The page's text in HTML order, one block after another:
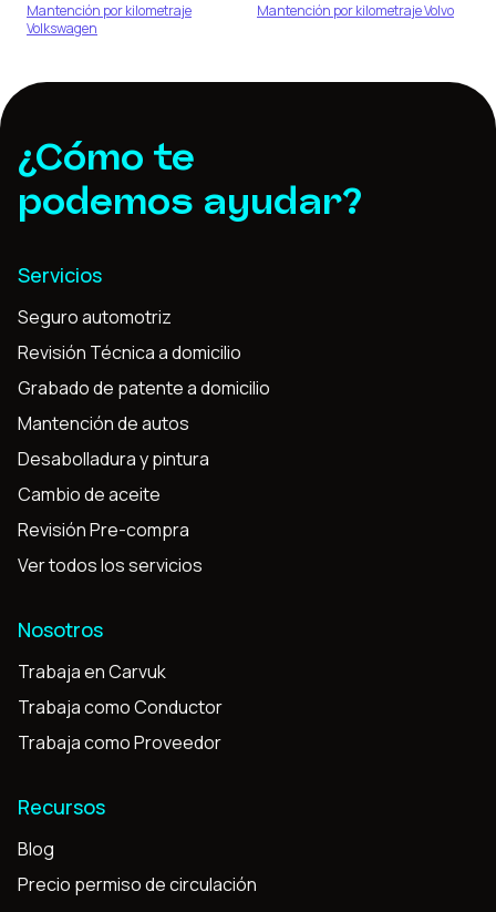
Mantención por kilometraje
Volkswagen
Mantención por kilometrajeVolvo
¿Cómo te
podemos ayudar?
Servicios
Seguro automotriz
Revisión Técnica a domicilio
Grabado de patente a domicilio
Mantención de autos
Desabolladura y pintura
Cambio de aceite
Revisión Pre-compra
Ver todos los servicios
Nosotros
Trabaja en Carvuk
Trabaja como Conductor
Trabaja como Proveedor
Recursos
Blog
Precio permiso de circulación